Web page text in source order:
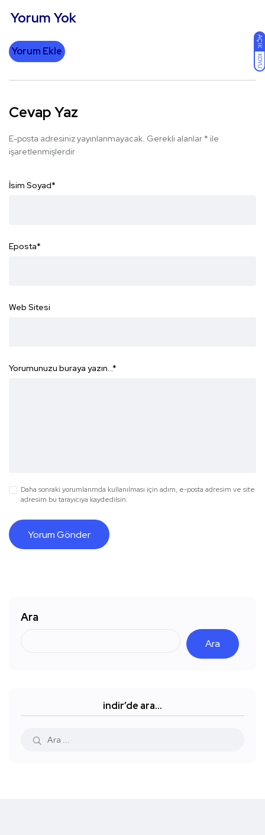
AÇIK
KOYU
Yorum Yok
Yorum Ekle
Cevap Yaz
E-posta adresiniz yayınlanmayacak. Gerekli alanlar * ile
işaretlenmişlerdir
İsim Soyad*
Eposta*
Web Sitesi
Yorumunuzu buraya yazın...*
Daha sonraki yorumlarımda kullanılması için adım, e-posta adresim ve site
adresim bu tarayıcıya kaydedilsin.
Ara
Ara
indir’de ara…